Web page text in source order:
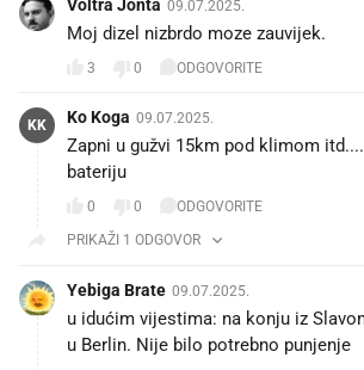
Voltra Jonta 09.07.2025.
Moj dizel nizbrdo moze zauvijek.
3 0 ODGOVORITE
KK Ko Koga 09.07.2025.
Zapni u gužvi 15km pod klimom
bateriju
0 0
ODGOVORITE
PRIKAŽI 1 ODGOVOR
Yebiga Brate 09.07.2025.
u idućim vijestima: na konju iz
u Berlin. Nije bilo potrebno punjenje